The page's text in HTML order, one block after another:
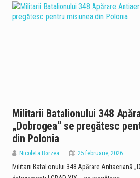
Militarii Batalionului 348
„Dobrogea” se pregătesc
din Polonia
Nicoleta Borzea 25 februarie, 2026
Militarii Batalionului 348 Apărare Antiaeriană